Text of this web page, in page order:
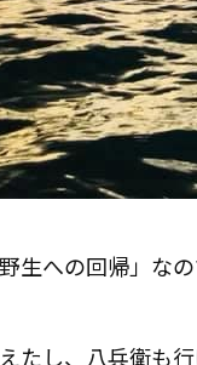
生への回帰」な
たし、八兵衛も